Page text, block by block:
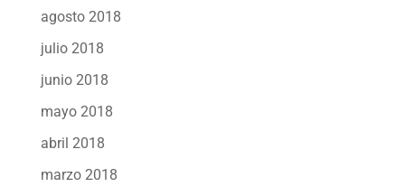
agosto 2018
julio 2018
junio 2018
mayo 2018
abril 2018
marzo 2018